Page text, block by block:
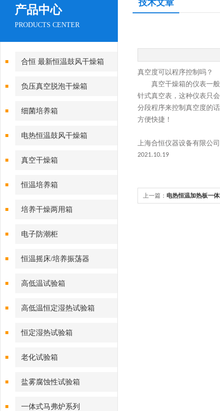
产品中心
PRODUCTS CENTER
合恒 最新恒温鼓风干燥箱
负压真空脱泡干燥箱
细菌培养箱
电热恒温鼓风干燥箱
真空干燥箱
恒温培养箱
培养干燥两用箱
电子防潮柜
恒温摇床/培养振荡器
高低温试验箱
高低温恒定湿热试验箱
恒定湿热试验箱
老化试验箱
盐雾腐蚀性试验箱
一体式马弗炉系列
技术文章
真空度可以程序控制吗？
真空干燥箱的仪表一
针式真空表，这种仪表只
分段程序来控制真空度的
方便快捷！
上海合恒仪器设备有限公司
2021.10.19
上一篇： 电热恒温加热板一